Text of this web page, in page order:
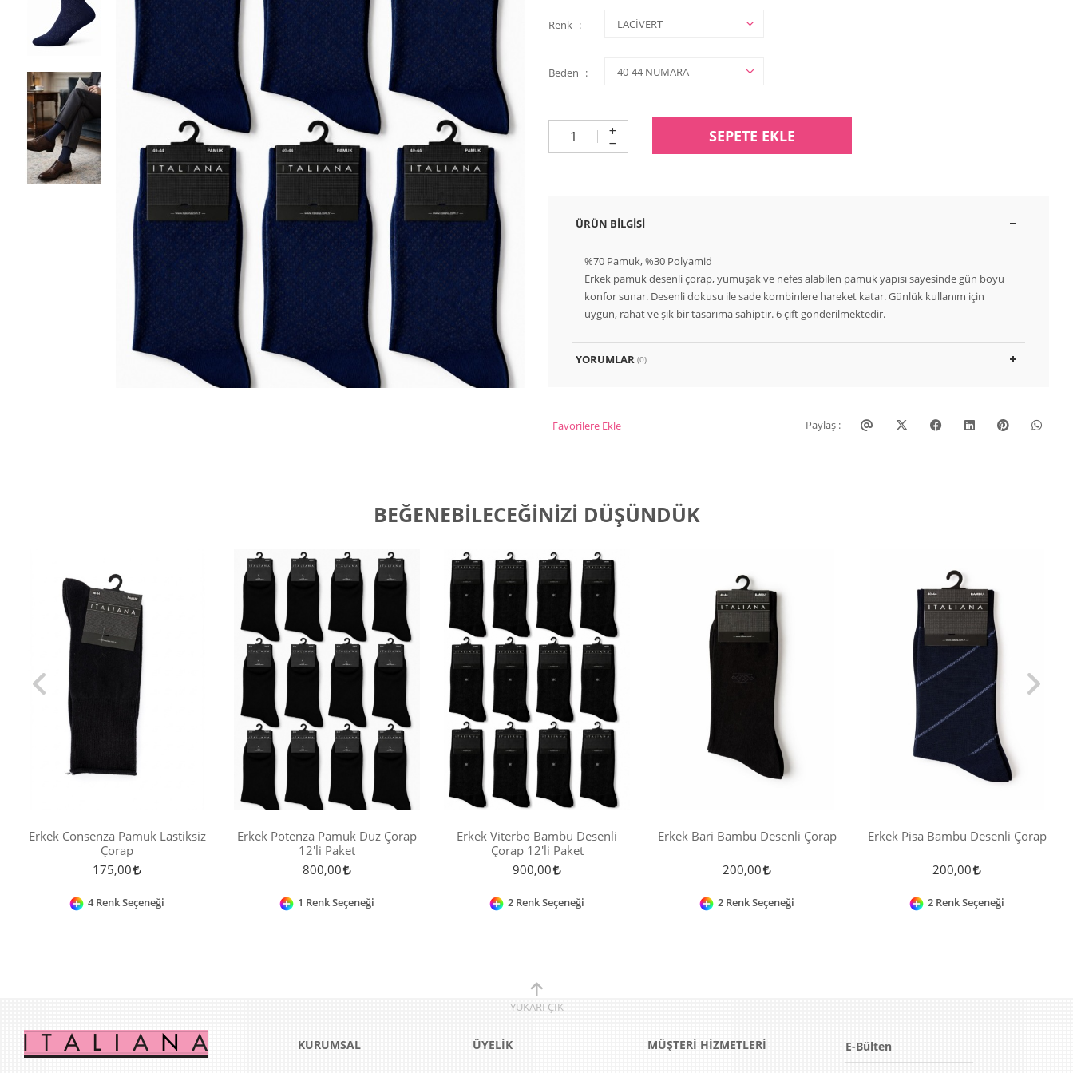
Renk
Beden
SEPETE EKLE
ÜRÜN BILGISI
%70 Pamuk, %30 Polyamid
Erkek pamuk desenli çorap, yumuşak ve nefes alabilen pamuk yapısı sayesinde gün boyu
konfor sunar. Desenli dokusu ile sade kombinlere hareket katar. Günlük kullanım için
uygun, rahat ve şık bir tasarıma sahiptir. 6 çift gönderilmektedir.
YORUMLAR (0)
Favorilere Ekle Paylaş :
BEĞENEBILECEĞINIZI DÜŞÜNDÜK
Erkek Consenza Pamuk Lastiksiz
Çorap
175,00
4 Renk Seçeneği
Erkek Potenza Pamuk Düz Çorap
12'li Paket
800,00
1 Renk Seçeneği
Erkek Viterbo Bambu Desenli
Çorap 12'li Paket
900,00
2 Renk Seçeneği
Erkek Bari Bambu Desenli Çorap
200,00
2 Renk Seçeneği
Erkek Pisa Bambu Desenli Çorap
200,00
2 Renk Seçeneği
YUKARI ÇIK
KURUMSAL ÜYELİK MÜŞTERİ HİZMETLERİ E-Bülten